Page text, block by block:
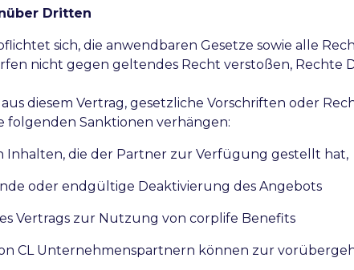
Dritten
sich, die anwendbaren Gesetze sowie alle
nicht gegen geltendes Recht verstoßen, Rechte
diesem Vertrag, gesetzliche Vorschriften oder
folgenden Sanktionen verhängen:
Inhalten, die der Partner zur Verfügung gestellt hat,
oder endgültige Deaktivierung des Angebots
Vertrags zur Nutzung von corplife Benefits
CL Unternehmenspartnern können zur